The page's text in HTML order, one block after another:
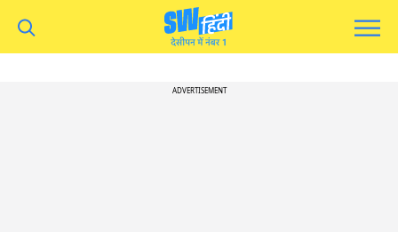
ADVERTISEMENT